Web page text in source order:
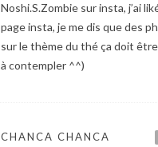
Noshi.S.Zombie sur insta, j’ai
page insta, je me dis que des
sur le thème du thé ça doit
à contempler ^^)
CHANCA CHANCA